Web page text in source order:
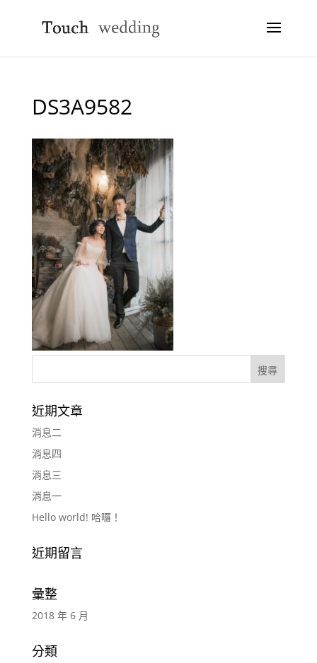
DS3A9582
近期文章
消息二
消息四
消息三
消息一
Hello world! 哈囉！
近期留言
彙整
2018 年 6 月
分類